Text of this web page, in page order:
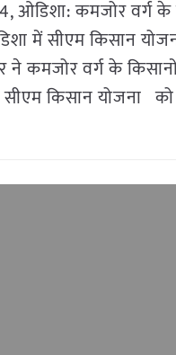
ओडिशा: कमजोर वर्ग के
में सीएम किसान
कमजोर वर्ग के किसानों
किसान योजना